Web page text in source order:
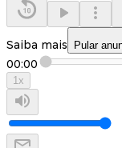
Saiba mais Pular
00:00
1x